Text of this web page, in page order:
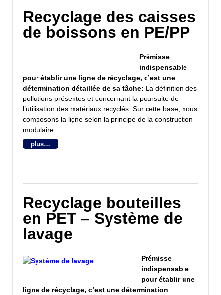
Recyclage des caisses
de boissons en PE/PP
Prémisse
indispensable
pour établir une ligne de récyclage, c’est une
détermination détaillée de sa tâche: La définition des
pollutions présentes et concernant la poursuite de
l’utilisation des matériaux recyclés. Sur cette base, nous
composons la ligne selon la principe de la construction
modulaire.
plus…
Recyclage bouteilles
en PET – Système de
lavage
Prémisse
indispensable
pour établir une
ligne de récyclage, c’est une détermination